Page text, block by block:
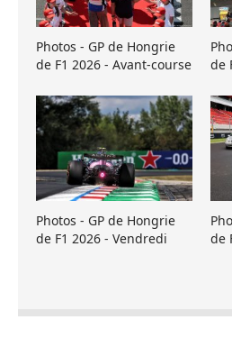
Photos - GP de Hongrie
de F1 2026 - Avant-course
de
Photos - GP de Hongrie
de F1 2026 - Vendredi
de